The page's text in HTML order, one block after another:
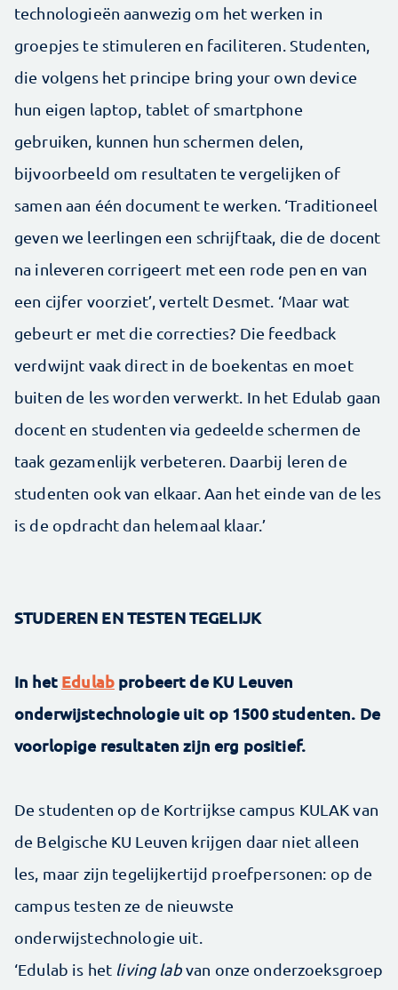
technologieën aanwezig om het werken in
groepjes te stimuleren en faciliteren. Studenten,
die volgens het principe bring your own device
hun eigen laptop, tablet of smartphone
gebruiken, kunnen hun schermen delen,
bijvoorbeeld om resultaten te vergelijken of
samen aan één document te werken. ‘Traditioneel
geven we leerlingen een schrijftaak, die de docent
na inleveren corrigeert met een rode pen en van
een cijfer voorziet’, vertelt Desmet. ‘Maar wat
gebeurt er met die correcties? Die feedback
verdwijnt vaak direct in de boekentas en moet
buiten de les worden verwerkt. In het Edulab gaan
docent en studenten via gedeelde schermen de
taak gezamenlijk verbeteren. Daarbij leren de
studenten ook van elkaar. Aan het einde van de les
is de opdracht dan helemaal klaar.’
STUDEREN EN TESTEN TEGELIJK
In het Edulabprobeert de KU Leuven
onderwijstechnologie uit op 1500 studenten. De
voorlopige resultaten zijn erg positief.
De studenten op de Kortrijkse campus KULAK van
de Belgische KU Leuven krijgen daar niet alleen
les, maar zijn tegelijkertijd proefpersonen: op de
campus testen ze de nieuwste
onderwijstechnologie uit.
‘Edulab is het living labvan onze onderzoeksgroep